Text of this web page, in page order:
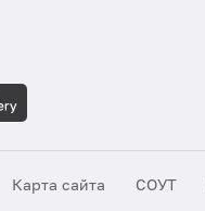
Карта сайта СОУТ